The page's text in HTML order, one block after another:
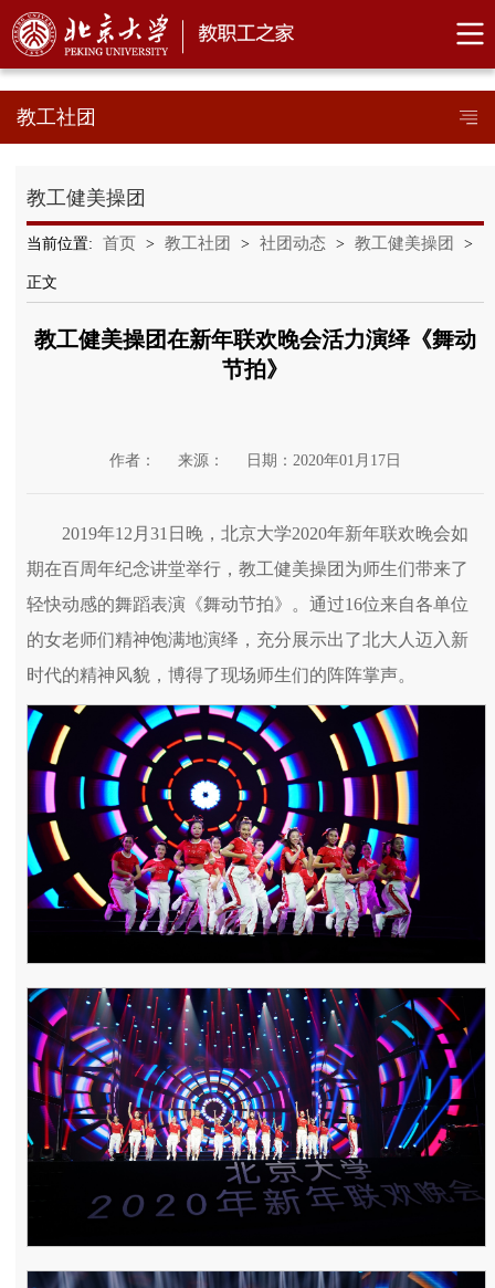
教工社团
教工健美操团
当前位置: 首页 > 教工社团 > 社团动态 > 教工健美操团 >
正文
教工健美操团在新年联欢晚会活力演绎《舞动
节拍》
作者： 来源： 日期：2020年01月17日
2019年12月31日晚，北京大学2020年新年联欢晚会如
期在百周年纪念讲堂举行，教工健美操团为师生们带来了
轻快动感的舞蹈表演《舞动节拍》。通过16位来自各单位
的女老师们精神饱满地演绎，充分展示出了北大人迈入新
时代的精神风貌，博得了现场师生们的阵阵掌声。